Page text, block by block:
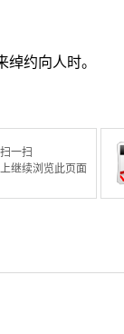
约向人时。
一扫
继续浏览此页面